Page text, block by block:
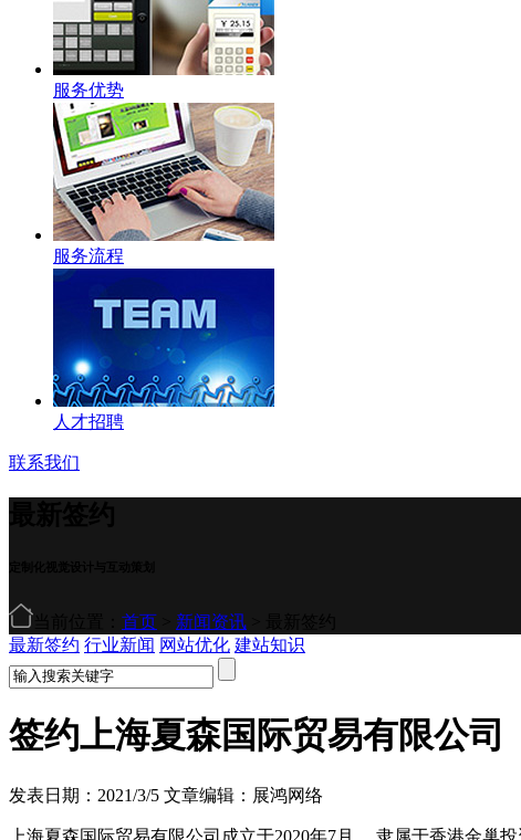
服务优势
服务流程
人才招聘
联系我们
首页 新闻资讯
最新签约 行业新闻 网站优化 建站知识
签约上海夏森国际贸易有限公司
发表日期：2021/3/5 文章编辑：展鸿网络
上海夏森国际贸易有限公司成立于2020年7月， 隶属于香港金